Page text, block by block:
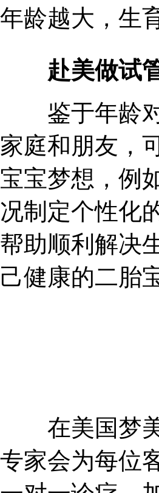
年龄越大，生
赴美做试
鉴于年龄对
家庭和朋友，
宝宝梦想，例
况制定个性化
帮助顺利解决
己健康的二胎
在美国梦美
专家会为每位